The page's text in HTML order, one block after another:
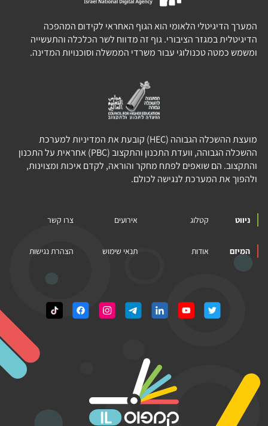
המערך הדיגיטלי הלאומי הוא הגוף האחראי לקידום המהפכה
הדיגיטלית במגזר הציבורי. גוף זה מדווח לשר הכלכלה והתעשייה
ומשמש כמטה טכנולוגי עבור משרדי הממשלה וסוכנויות המדינה.
מועצת ההשכלה הגבוהה (HEC) קובעת את המדיניות למערכת
ההשכלה הגבוהה, וועדת התכנון והתקצוב (PBC) אחראית על התכנון
והתקצוב. הם שואפים לפתח מחקר והוראה, לקדם איכות ומצוינות,
ולהפוך את המערכת לנגישה לכולם.
ניווט קטלוג אירועים צרו קשר
המיזם אודות תנאי שימוש הצהרת נגישות